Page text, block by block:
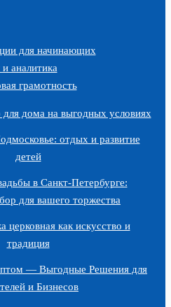
для начинающих
аналитика
грамотность
дома на выгодных условиях
отдых и развитие
детей
в Санкт-Петербурге:
для вашего торжества
церковная как искусство и
традиция
— Выгодные Решения для
и Бизнесов